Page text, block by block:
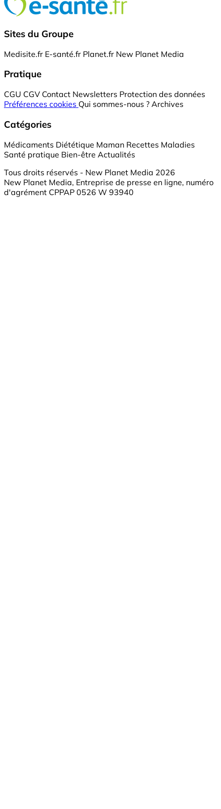
Sites du Groupe
Medisite.fr E-santé.fr Planet.fr New Planet Media
Pratique
CGU CGV Contact Newsletters Protection des données
Préférences cookies Qui sommes-nous ? Archives
Catégories
Médicaments Diététique Maman Recettes Maladies
Santé pratique Bien-être Actualités
Tous droits réservés - New Planet Media 2026
New Planet Media, Entreprise de presse en ligne, numéro
d'agrément CPPAP 0526 W 93940